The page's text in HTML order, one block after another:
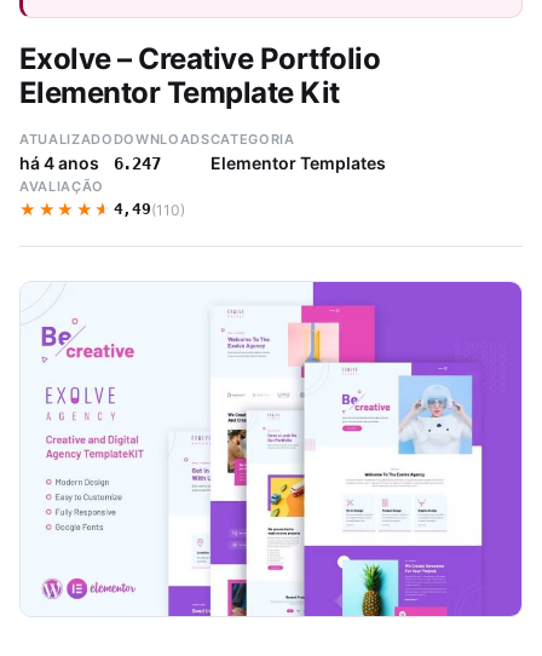
Exolve – Creative Portfolio
Elementor Template Kit
ATUALIZADO
há 4 anos
DOWNLOADS
6.247
CATEGORIA
Elementor Templates
AVALIAÇÃO
★★★★★
★★★★★ 4,49(110)